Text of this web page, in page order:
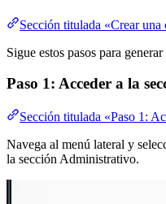
Sección titulada «Crear una
Sigue estos pasos para
Paso 1: Acceder a la
Sección titulada «Paso 1:
Navega al menú lateral y
la sección Administrativo.